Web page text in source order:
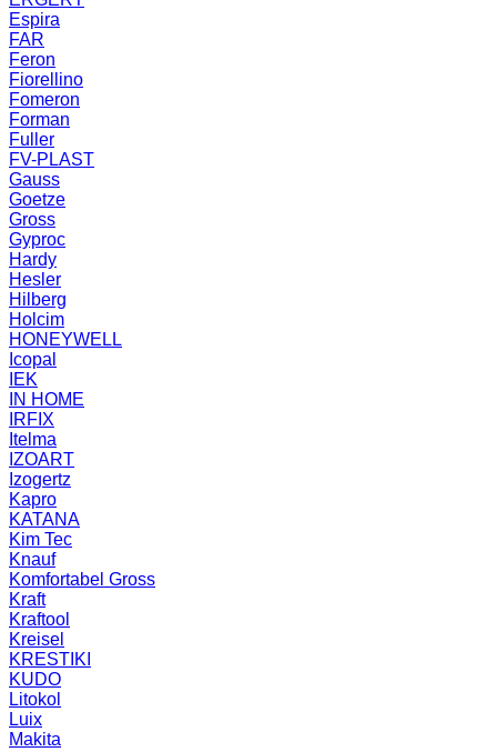
Espira
FAR
Feron
Fiorellino
Fomeron
Forman
Fuller
FV-PLAST
Gauss
Goetze
Gross
Gyproc
Hardy
Hesler
Hilberg
Holcim
HONEYWELL
Icopal
IEK
IN HOME
IRFIX
Itelma
IZOART
Izogertz
Kapro
KATANA
Kim Tec
Knauf
Komfortabel Gross
Kraft
Kraftool
Kreisel
KRESTIKI
KUDO
Litokol
Luix
Makita